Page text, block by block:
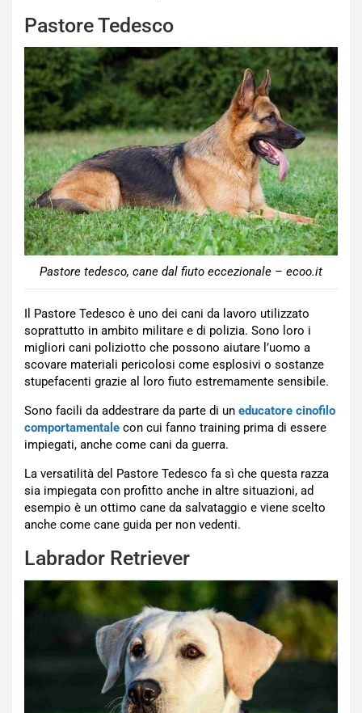
Pastore Tedesco
Pastore tedesco, cane dal fiuto eccezionale – ecoo.it
Il Pastore Tedesco è uno dei cani da lavoro utilizzato
soprattutto in ambito militare e di polizia. Sono loro i
migliori cani poliziotto che possono aiutare l’uomo a
scovare materiali pericolosi come esplosivi o sostanze
stupefacenti grazie al loro fiuto estremamente sensibile.
Sono facili da addestrare da parte di un educatore cinofilo
comportamentale con cui fanno training prima di essere
impiegati, anche come cani da guerra.
La versatilità del Pastore Tedesco fa sì che questa razza
sia impiegata con profitto anche in altre situazioni, ad
esempio è un ottimo cane da salvataggio e viene scelto
anche come cane guida per non vedenti.
Labrador Retriever